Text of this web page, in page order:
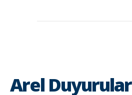
Arel Duyurular